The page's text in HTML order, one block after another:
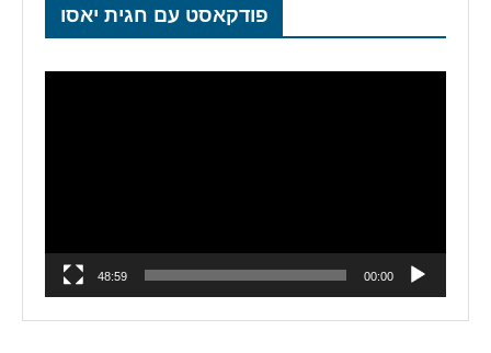
פודקאסט עם חגית יאסו
00:00
48:59